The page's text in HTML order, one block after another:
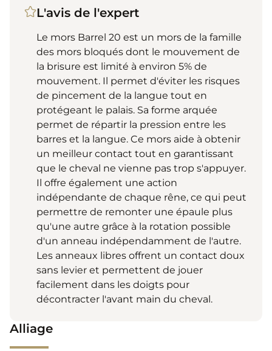
L'avis de l'expert
Le mors Barrel 20 est un mors de la famille
des mors bloqués dont le mouvement de
la brisure est limité à environ 5% de
mouvement. Il permet d'éviter les risques
de pincement de la langue tout en
protégeant le palais. Sa forme arquée
permet de répartir la pression entre les
barres et la langue. Ce mors aide à obtenir
un meilleur contact tout en garantissant
que le cheval ne vienne pas trop s'appuyer.
Il offre également une action
indépendante de chaque rêne, ce qui peut
permettre de remonter une épaule plus
qu'une autre grâce à la rotation possible
d'un anneau indépendamment de l'autre.
Les anneaux libres offrent un contact doux
sans levier et permettent de jouer
facilement dans les doigts pour
décontracter l'avant main du cheval.
Alliage